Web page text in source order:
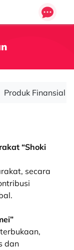
Produk Finansial
“Shoki
secara
dan